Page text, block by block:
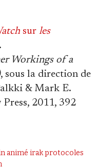
sur les
Workings of a
, sous la direction de
& Mark E.
2011, 392
animé irakprotocoles